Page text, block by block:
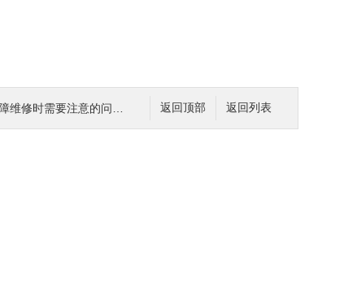
返回列表
返回顶部
时需要注意的问题有哪些？